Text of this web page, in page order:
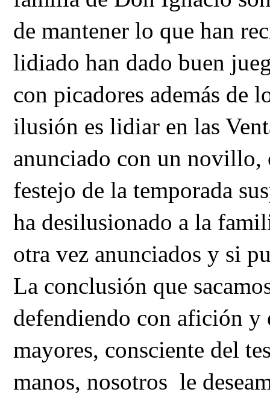
de mantener lo que han
lidiado han dado buen
con picadores además de
ilusión es lidiar en las
anunciado con un novillo,
festejo de la temporada
ha desilusionado a la
otra vez anunciados y si
La conclusión que
defendiendo con afición y
mayores, consciente del
manos, nosotros le